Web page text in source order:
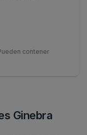
contener
Ginebra